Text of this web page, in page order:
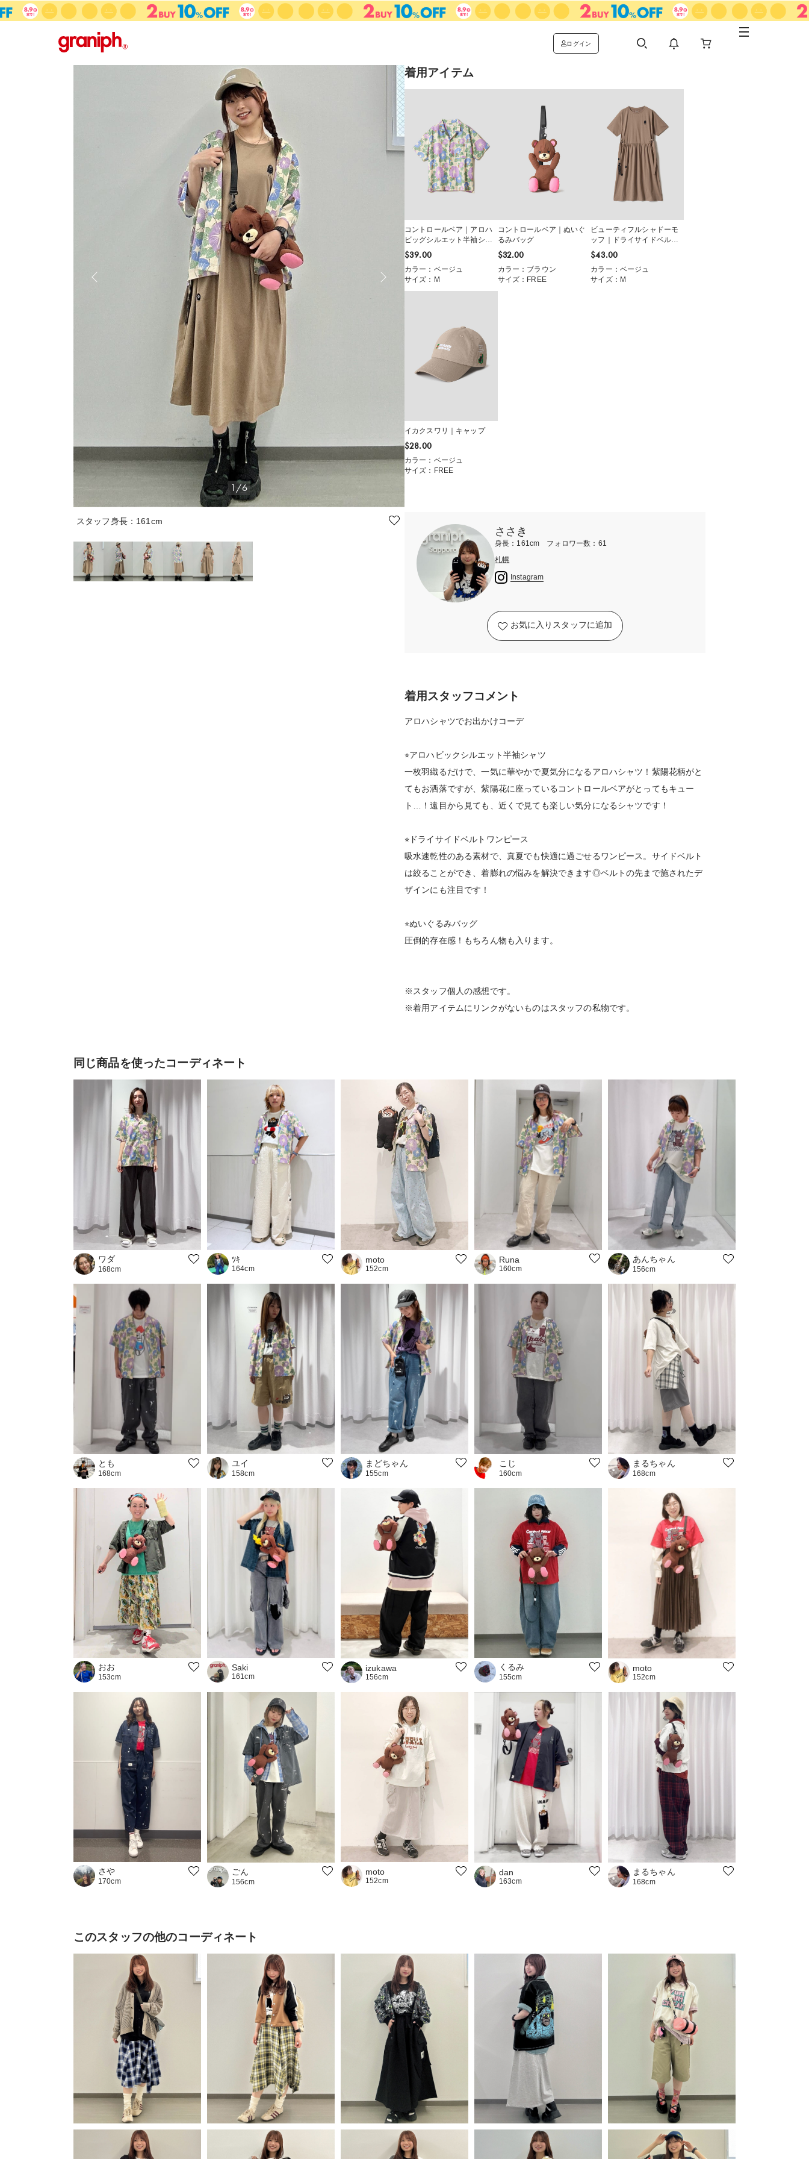
ログイン
1/6
スタッフ身長：161cm
着用アイテム
コントロールベア｜アロハ
ビッグシルエット半袖シャ
ツ
$‌39.00
カラー：ベージュ
サイズ：M
コントロールベア｜ぬいぐ
るみバッグ
$‌32.00
カラー：ブラウン
サイズ：FREE
ビューティフルシャドーモ
ッフ｜ドライサイドベルト
ワンピース
$‌43.00
カラー：ベージュ
サイズ：M
イカクスワリ｜キャップ
$‌28.00
カラー：ベージュ
サイズ：FREE
ささき
身長：161cm フォロワー数：61
札幌
Instagram
お気に入りスタッフに追加
着用スタッフコメント
アロハシャツでお出かけコーデ
⭐︎アロハビックシルエット半袖シャツ
一枚羽織るだけで、一気に華やかで夏気分になるアロハシャツ！紫陽花柄がと
てもお洒落ですが、紫陽花に座っているコントロールベアがとってもキュー
ト…！遠目から見ても、近くで見ても楽しい気分になるシャツです！
⭐︎ドライサイドベルトワンピース
吸水速乾性のある素材で、真夏でも快適に過ごせるワンピース。サイドベルト
は絞ることができ、着膨れの悩みを解決できます◎ベルトの先まで施されたデ
ザインにも注目です！
⭐︎ぬいぐるみバッグ
圧倒的存在感！もちろん物も入ります。
※スタッフ個人の感想です。
※着用アイテムにリンクがないものはスタッフの私物です。
同じ商品を使ったコーディネート
ワダ
168cm
ﾂｷ
164cm
moto
152cm
Runa
160cm
あんちゃん
156cm
とも
168cm
ユイ
158cm
まどちゃん
155cm
こじ
160cm
まるちゃん
168cm
おお
153cm
Saki
161cm
izukawa
156cm
くるみ
155cm
moto
152cm
さや
170cm
ごん
156cm
moto
152cm
dan
163cm
まるちゃん
168cm
このスタッフの他のコーディネート